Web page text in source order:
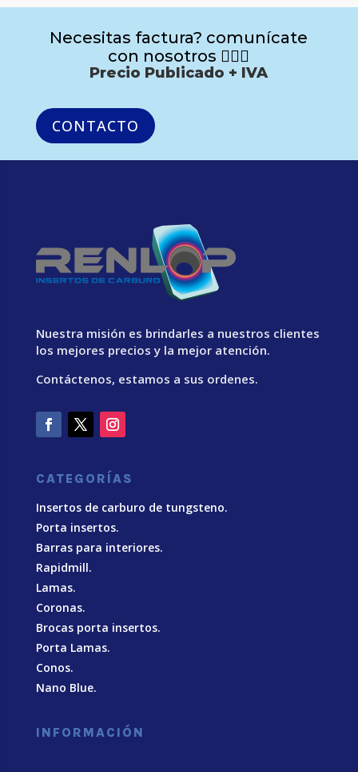
Necesitas factura? comunícate
con nosotros 🙋🏻‍♂️
Precio Publicado + IVA
CONTACTO
Nuestra misión es brindarles a nuestros clientes
los mejores precios y la mejor atención.
Contáctenos, estamos a sus ordenes.
CATEGORÍAS
Insertos de carburo de tungsteno.
Porta insertos.
Barras para interiores.
Rapidmill.
Lamas.
Coronas.
Brocas porta insertos.
Porta Lamas.
Conos.
Nano Blue.
INFORMACIÓN